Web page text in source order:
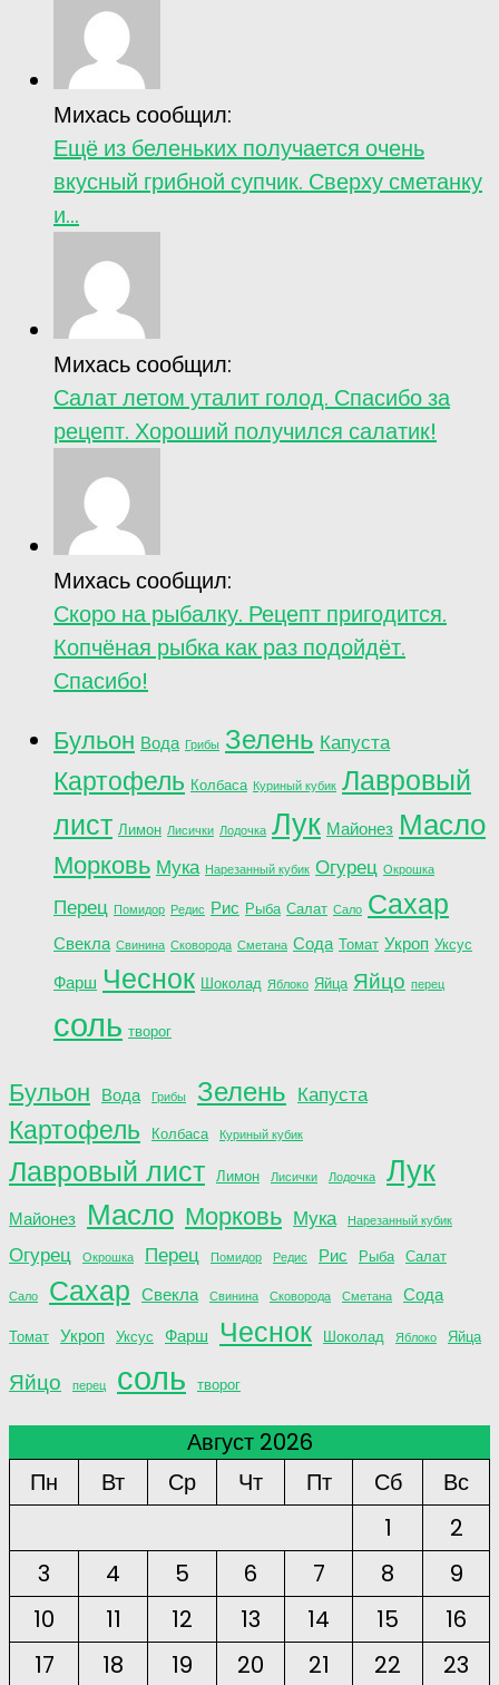
Михась сообщил:
Ещё из беленьких получается очень
вкусный грибной супчик. Сверху сметанку
и...
Михась сообщил:
Салат летом уталит голод. Спасибо за
рецепт. Хороший получился салатик!
Михась сообщил:
Скоро на рыбалку. Рецепт пригодится.
Копчёная рыбка как раз подойдёт.
Спасибо!
Бульон Вода Грибы Зелень Капуста
Картофель Колбаса Куриный кубик Лавровый
лист Лимон Лисички Лодочка Лук Майонез Масло
Морковь Мука Нарезанный кубик Огурец Окрошка
Перец Помидор Редис Рис Рыба Салат Сало Сахар
Свекла Свинина Сковорода Сметана Сода Томат Укроп Уксус
Фарш Чеснок Шоколад Яблоко Яйца Яйцо перец
соль творог
Бульон Вода Грибы Зелень Капуста
Картофель Колбаса Куриный кубик
Лавровый лист Лимон Лисички Лодочка Лук
Майонез Масло Морковь Мука Нарезанный кубик
Огурец Окрошка Перец Помидор Редис Рис Рыба Салат
Сало Сахар Свекла Свинина Сковорода Сметана Сода
Томат Укроп Уксус Фарш Чеснок Шоколад Яблоко Яйца
Яйцо перец соль творог
Август 2026
Пн
Вт Ср Чт Пт Сб
Вс
1
2
3
4 5 6 7 8
9
10
11 12 13 14 15
16
17
18 19 20 21 22
23